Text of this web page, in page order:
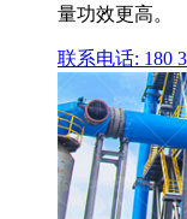
量功效更高。
联系电话: 180